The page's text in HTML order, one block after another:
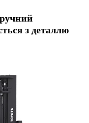
з деталлю